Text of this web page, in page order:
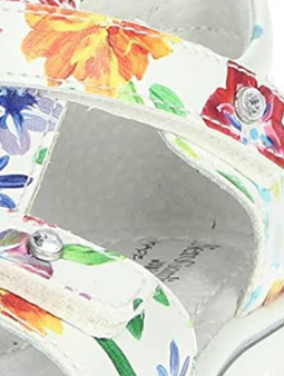
Biberon,
Sterilizzatori
Tiralatte,
Scaldabiberon
Succhietti e
Accessori